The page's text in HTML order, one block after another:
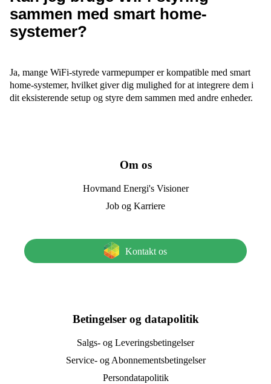
sammen med smart home-
systemer?
Ja, mange WiFi-styrede varmepumper er kompatible med smart
home-systemer, hvilket giver dig mulighed for at integrere dem i
dit eksisterende setup og styre dem sammen med andre enheder.
Om os
Hovmand Energi's Visioner
Job og Karriere
Kontakt os
Betingelser og datapolitik
Salgs- og Leveringsbetingelser
Service- og Abonnementsbetingelser
Persondatapolitik